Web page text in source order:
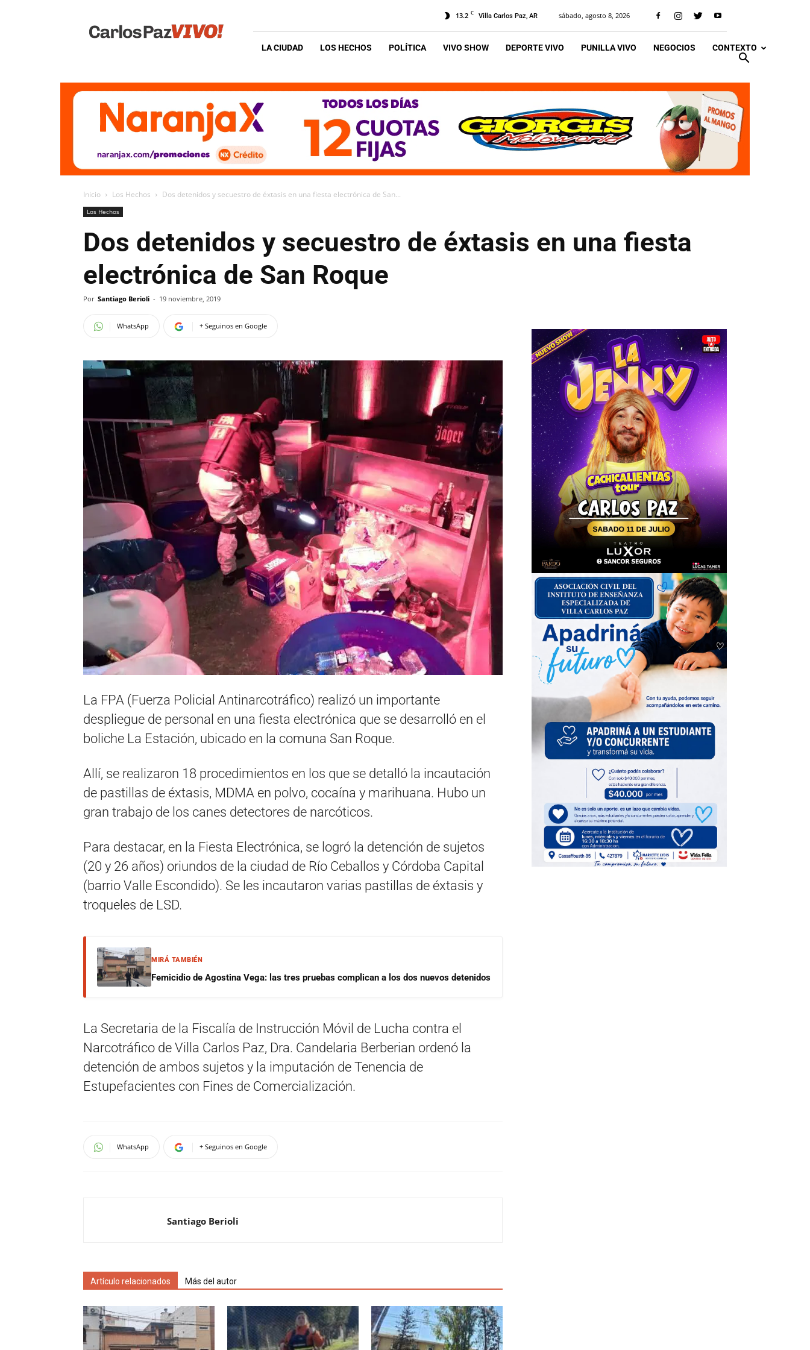
Vivo
13.2 C Villa Carlos Paz, AR sábado, agosto 8, 2026
LA CIUDAD LOS HECHOS POLÍTICA VIVO SHOW DEPORTE VIVO PUNILLA VIVO NEGOCIOS CONTEXTO
Inicio Los Hechos Dos detenidos y secuestro de éxtasis en una fiesta electrónica de San...
Los Hechos
Dos detenidos y secuestro de éxtasis en una fiesta
electrónica de San Roque
Por Santiago Berioli - 19 noviembre, 2019
WhatsApp + Seguinos en Google
La FPA (Fuerza Policial Antinarcotráfico) realizó un importante
despliegue de personal en una fiesta electrónica que se desarrolló en el
boliche La Estación, ubicado en la comuna San Roque.
Allí, se realizaron 18 procedimientos en los que se detalló la incautación
de pastillas de éxtasis, MDMA en polvo, cocaína y marihuana. Hubo un
gran trabajo de los canes detectores de narcóticos.
Para destacar, en la Fiesta Electrónica, se logró la detención de sujetos
(20 y 26 años) oriundos de la ciudad de Río Ceballos y Córdoba Capital
(barrio Valle Escondido). Se les incautaron varias pastillas de éxtasis y
troqueles de LSD.
MIRÁ TAMBIÉN
Femicidio de Agostina Vega: las tres pruebas complican a los dos nuevos detenidos
La Secretaria de la Fiscalía de Instrucción Móvil de Lucha contra el
Narcotráfico de Villa Carlos Paz, Dra. Candelaria Berberian ordenó la
detención de ambos sujetos y la imputación de Tenencia de
Estupefacientes con Fines de Comercialización.
WhatsApp + Seguinos en Google
Santiago Berioli
Artículo relacionados Más del autor